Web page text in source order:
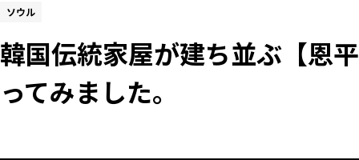
ソウル
韓国伝統家屋が建ち並ぶ【恩
ってみました。